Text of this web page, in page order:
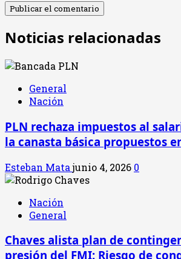
Noticias relacionadas
General
Nación
PLN rechaza impuestos al
la canasta básica propuestos
Esteban Matajunio 4, 2026 0
Nación
General
Chaves alista plan de
presión del FMI: Riesgo de